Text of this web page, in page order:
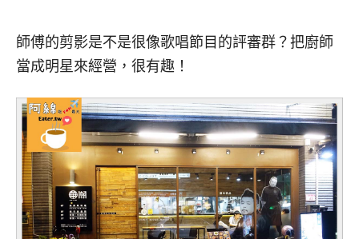
師傅的剪影是不是很像歌唱節目的評審群？把廚師
當成明星來經營，很有趣！